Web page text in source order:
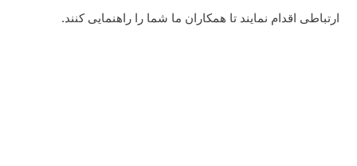
ارتباطی اقدام نمایند تا همکاران ما شما را راهنمایی کنند.